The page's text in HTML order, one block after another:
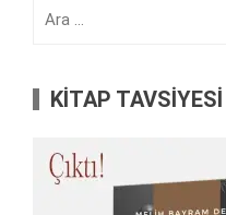
KİTAP TAVSİYESİ